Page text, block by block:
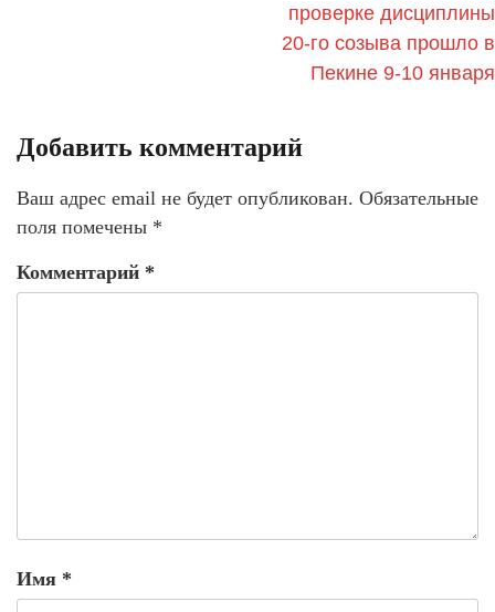
проверке дисциплины
20-го созыва прошло в
Пекине 9-10 января
Добавить комментарий
Ваш адрес email не будет опубликован. Обязательные
поля помечены *
Комментарий *
Имя *